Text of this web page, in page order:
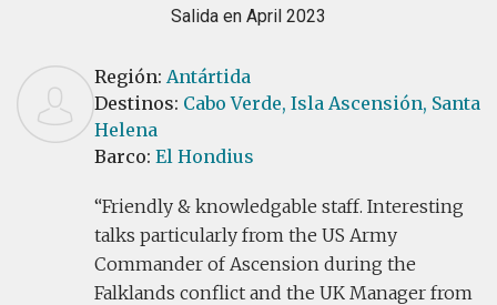
Salida en April 2023
Región: Antártida
Destinos: Cabo Verde, Isla Ascensión, Santa
Helena
Barco: El Hondius
Friendly & knowledgable staff. Interesting
talks particularly from the US Army
Commander of Ascension during the
Falklands conflict and the UK Manager from